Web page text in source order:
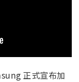
正式宣布加